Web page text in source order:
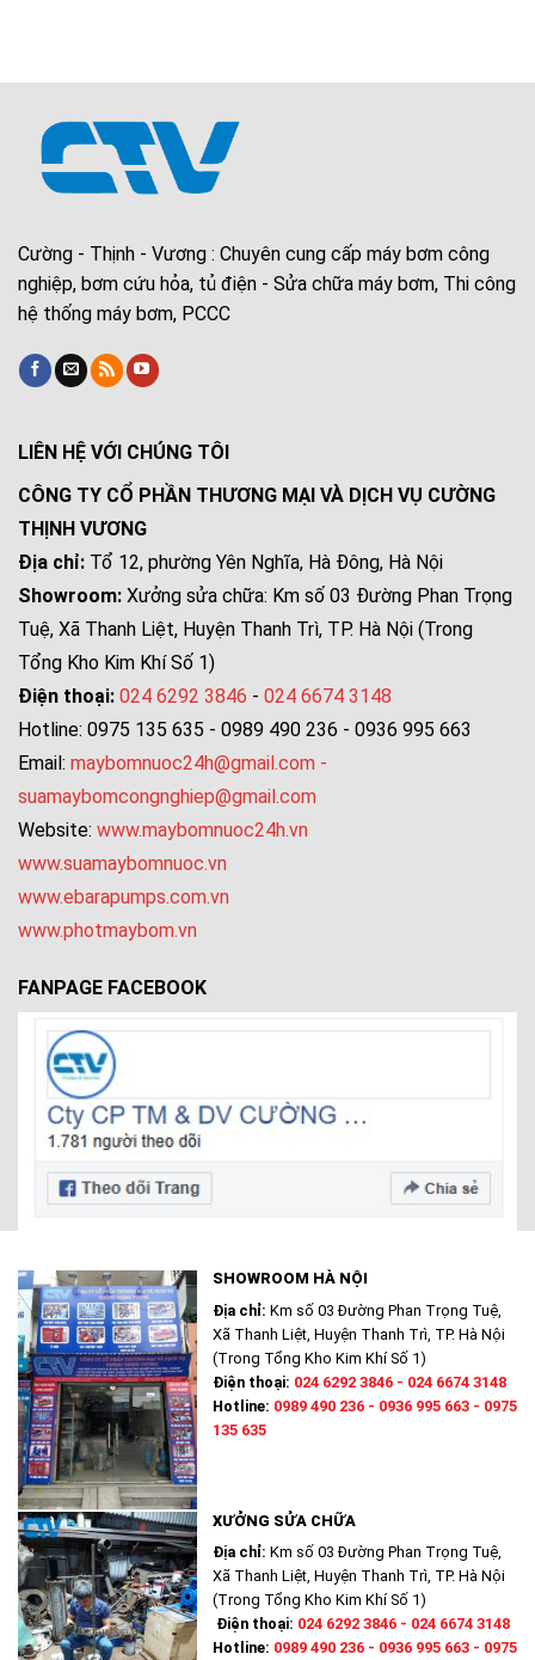
Cường - Thịnh - Vương : Chuyên cung cấp máy bơm công
nghiệp, bơm cứu hỏa, tủ điện - Sửa chữa máy bơm, Thi công
hệ thống máy bơm, PCCC
LIÊN HỆ VỚI CHÚNG TÔI
CÔNG TY CỔ PHẦN THƯƠNG MẠI VÀ DỊCH VỤ CƯỜNG
THỊNH VƯƠNG
Địa chỉ: Tổ 12, phường Yên Nghĩa, Hà Đông, Hà Nội
Showroom: Xưởng sửa chữa: Km số 03 Đường Phan Trọng
Tuệ, Xã Thanh Liệt, Huyện Thanh Trì, TP. Hà Nội (Trong
Tổng Kho Kim Khí Số 1)
Điện thoại: 024 6292 3846 - 024 6674 3148
Hotline: 0975 135 635 - 0989 490 236 - 0936 995 663
Email: maybomnuoc24h@gmail.com -
suamaybomcongnghiep@gmail.com
Website: www.maybomnuoc24h.vn
www.suamaybomnuoc.vn
www.ebarapumps.com.vn
www.photmaybom.vn
FANPAGE FACEBOOK
SHOWROOM HÀ NỘI
Địa chỉ: Km số 03 Đường Phan Trọng Tuệ,
Xã Thanh Liệt, Huyện Thanh Trì, TP. Hà Nội
(Trong Tổng Kho Kim Khí Số 1)
Điện thoại: 024 6292 3846 - 024 6674 3148
Hotline: 0989 490 236 - 0936 995 663 - 0975
135 635
XƯỞNG SỬA CHỮA
Địa chỉ: Km số 03 Đường Phan Trọng Tuệ,
Xã Thanh Liệt, Huyện Thanh Trì, TP. Hà Nội
(Trong Tổng Kho Kim Khí Số 1)
Điện thoại: 024 6292 3846 - 024 6674 3148
Hotline: 0989 490 236 - 0936 995 663 - 0975